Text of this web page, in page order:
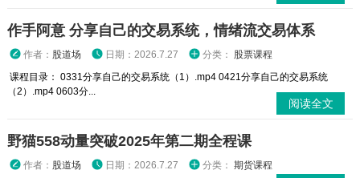
作手阿意 分享自己的交易系统，情绪流交易体系
作者： 股道场 日期：2026.7.27 分类： 股票课程
课程目录： 0331分享自己的交易系统（1）.mp4 0421分享自己的交易系统
（2）.mp4 0603分...
阅读全文
野猫558动量突破2025年第二期全程课
作者： 股道场 日期：2026.7.27 分类： 期货课程